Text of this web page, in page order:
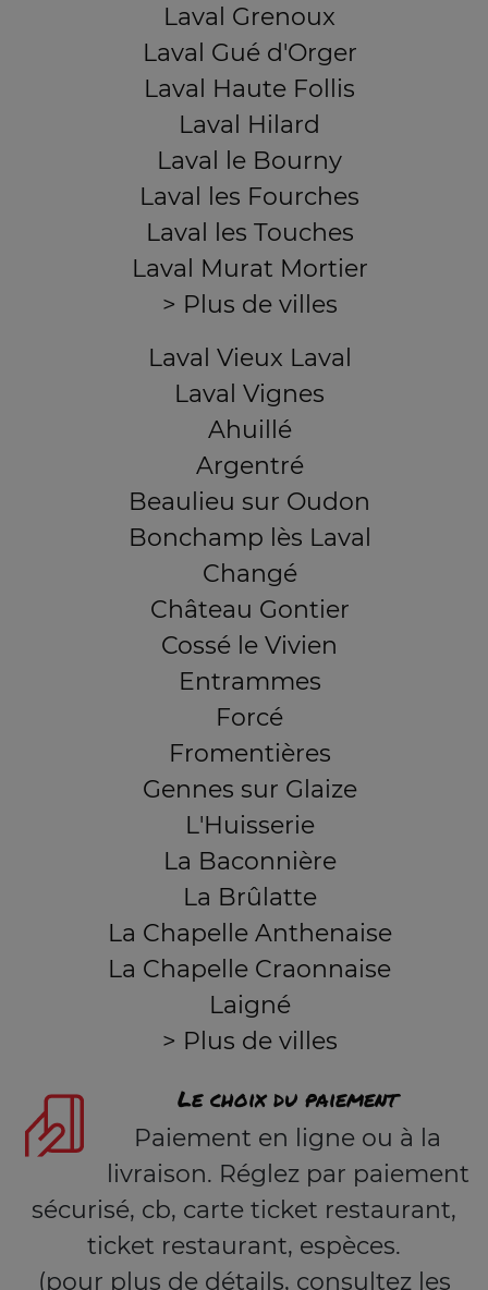
Laval Grenoux
Laval Gué d'Orger
Laval Haute Follis
Laval Hilard
Laval le Bourny
Laval les Fourches
Laval les Touches
Laval Murat Mortier
> Plus de villes
Laval Vieux Laval
Laval Vignes
Ahuillé
Argentré
Beaulieu sur Oudon
Bonchamp lès Laval
Changé
Château Gontier
Cossé le Vivien
Entrammes
Forcé
Fromentières
Gennes sur Glaize
L'Huisserie
La Baconnière
La Brûlatte
La Chapelle Anthenaise
La Chapelle Craonnaise
Laigné
> Plus de villes
Le choix du paiement
Paiement en ligne ou à la
livraison. Réglez par paiement
sécurisé, cb, carte ticket restaurant,
ticket restaurant, espèces.
(pour plus de détails, consultez les